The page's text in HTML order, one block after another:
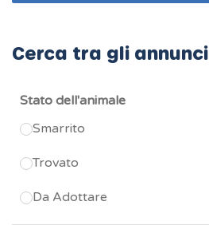
Cerca tra gli annunci
Stato dell'animale
Smarrito
Trovato
Da Adottare